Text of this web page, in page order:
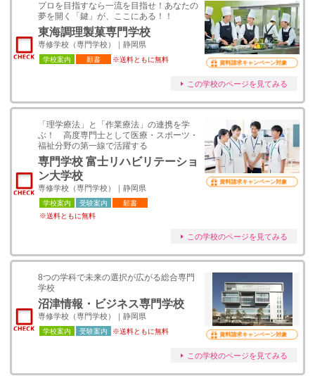
プロを目指すなら一流を目指せ！あなたの
夢を開く「鍵」が、ここにある！！
東海調理製菓専門学校
専修学校（専門学校）｜静岡県
学校案内 願書 ※送料ともに無料 資料請求キャンペーン対象
この学校のページを見てみる
「理学療法」と「作業療法」の連携を学
ぶ！ 高度専門士として医療・スポーツ・
福祉分野の第一線で活躍する
専門学校 富士リハビリテーショ
ン大学校
専修学校（専門学校）｜静岡県
学校案内 受験案内
願書
※送料ともに無料
資料請求キャンペーン対象
この学校のページを見てみる
8つの学科で未来の選択が広がる総合専門
学校
沼津情報・ビジネス専門学校
専修学校（専門学校）｜静岡県
学校案内 受験案内 ※送料ともに無料 資料請求キャンペーン対象
この学校のページを見てみる